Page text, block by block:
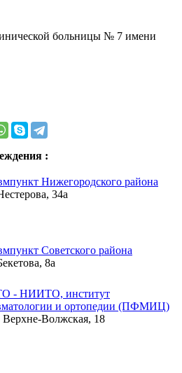
больницы № 7 имени
:
Нижегородского района
34а
Советского района
8а
- НИИТО, институт
и ортопедии (ПФМИЦ)
Верхне-Волжская, 18